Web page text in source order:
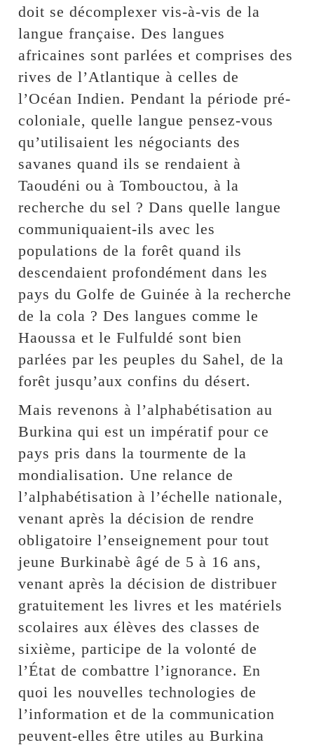
doit se décomplexer vis-à-vis de la
langue française. Des langues
africaines sont parlées et comprises des
rives de l’Atlantique à celles de
l’Océan Indien. Pendant la période pré-
coloniale, quelle langue pensez-vous
qu’utilisaient les négociants des
savanes quand ils se rendaient à
Taoudéni ou à Tombouctou, à la
recherche du sel ? Dans quelle langue
communiquaient-ils avec les
populations de la forêt quand ils
descendaient profondément dans les
pays du Golfe de Guinée à la recherche
de la cola ? Des langues comme le
Haoussa et le Fulfuldé sont bien
parlées par les peuples du Sahel, de la
forêt jusqu’aux confins du désert.
Mais revenons à l’alphabétisation au
Burkina qui est un impératif pour ce
pays pris dans la tourmente de la
mondialisation. Une relance de
l’alphabétisation à l’échelle nationale,
venant après la décision de rendre
obligatoire l’enseignement pour tout
jeune Burkinabè âgé de 5 à 16 ans,
venant après la décision de distribuer
gratuitement les livres et les matériels
scolaires aux élèves des classes de
sixième, participe de la volonté de
l’État de combattre l’ignorance. En
quoi les nouvelles technologies de
l’information et de la communication
peuvent-elles être utiles au Burkina